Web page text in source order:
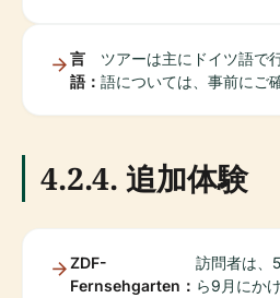
言
語：
ツアーは主にドイツ語で
語については、事前にご
4.2.4. 追加体験
ZDF-
Fernsehgarten：
訪問者は、
ら9月にか